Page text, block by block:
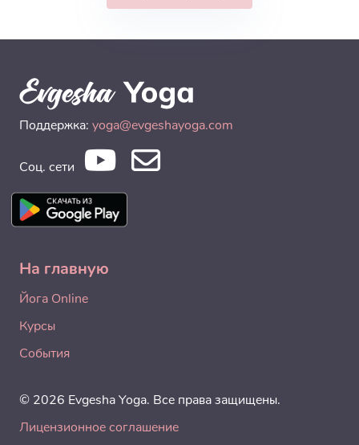
Поддержка: yoga@evgeshayoga.com
Соц. сети
На главную
Йога Online
Курсы
События
© 2026 Evgesha Yoga. Все права защищены.
Лицензионное соглашение